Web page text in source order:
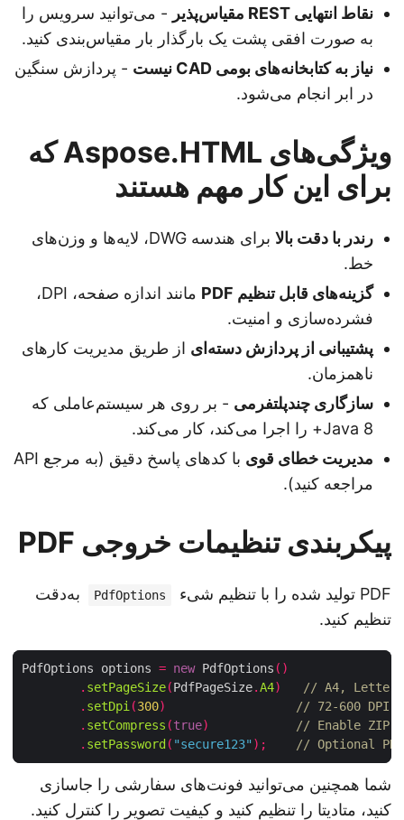
نقاط انتهایی REST مقیاس‌پذیر
- می‌توانید سرویس را
به صورت افقی پشت یک بارگذار بار مقیاس‌بندی کنید.
نیاز به کتابخانه‌های بومی CAD نیست
- پردازش سنگین
در ابر انجام می‌شود.
ویژگی‌های Aspose.HTML که
برای این کار مهم هستند
رندر با دقت بالا
برای هندسه DWG، لایه‌ها و وزن‌های
خط.
گزینه‌های قابل تنظیم PDF
مانند اندازه صفحه، DPI،
فشرده‌سازی و امنیت.
پشتیبانی از پردازش دسته‌ایاز طریق مدیریت کارهای
ناهمزمان.
سازگاری چندپلتفرمی- بر روی هر سیستم‌عاملی که
Java 8+ را اجرا می‌کند، کار می‌کند.
مدیریت خطای قوی
با کدهای پاسخ دقیق (به مرجع API
مراجعه کنید).
پیکربندی تنظیمات خروجی PDF
PDF تولید شده را با تنظیم شیء PdfOptions
به‌دقت
تنظیم کنید.
PdfOptions options = new PdfOptions ()
.setPageSize(PdfPageSize.A4
// A4,
.setDpi(300
// 72‑600 DPI
.setCompress(true
// Enable ZIP
.setPassword ("secure123" ); // Optional
شما همچنین می‌توانید فونت‌های سفارشی را جاسازی
کنید، متادیتا را تنظیم کنید و کیفیت تصویر را کنترل کنید.